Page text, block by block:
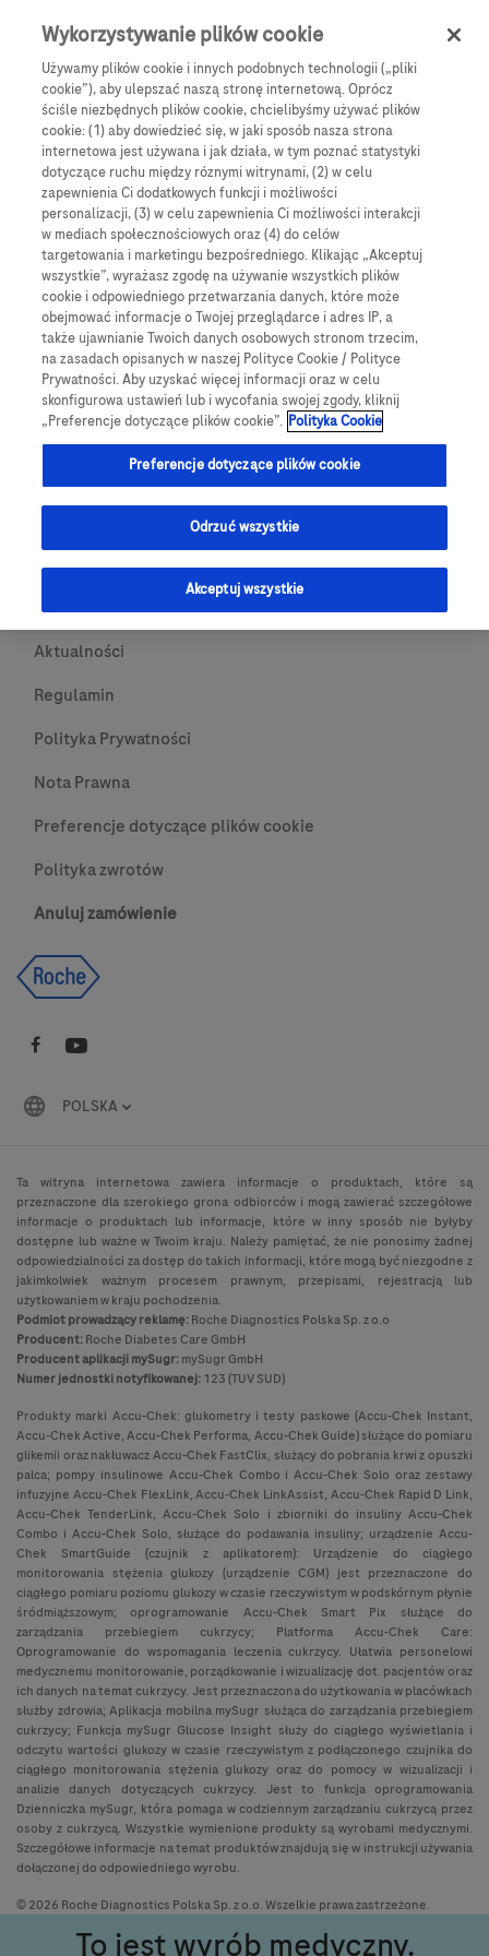
Skip to main content Menu
Products Articles
We are sorry, but no results were found for:
Globalne Strony Internetowe
Global Roche
Platforma Accu-Chek Care
Global Roche Diabetologia
Wszystkie lokalizacje
Skontaktuj się z nami
O nas
Aktualności
Regulamin
Polityka Prywatności
Nota Prawna
Preferencje dotyczące plików cookie
Polityka zwrotów
Anuluj zamówienie
POLSKA
Ta witryna internetowa zawiera informacje o produktach, które są
przeznaczone dla szerokiego grona odbiorców i mogą zawierać szczegółowe
informacje o produktach lub informacje, które w inny sposób nie byłyby
dostępne lub ważne w Twoim kraju. Należy pamiętać, że nie ponosimy żadnej
odpowiedzialności za dostęp do takich informacji, które mogą być niezgodne z
jakimkolwiek ważnym procesem prawnym, przepisami, rejestracją lub
użytkowaniem w kraju pochodzenia.
Podmiot prowadzący reklamę:Roche Diagnostics Polska Sp. z o.o
Producent:Roche Diabetes Care GmbH
Producent aplikacji mySugr:mySugr GmbH
Numer jednostki notyfikowanej:123 (TUV SUD)
Produkty marki Accu-Chek: glukometry i testy paskowe (Accu-Chek Instant,
Accu-Chek Active, Accu-Chek Performa, Accu-Chek Guide) służące do pomiaru
glikemii oraz nakłuwacz Accu-Chek FastClix, służący do pobrania krwi z opuszki
palca; pompy insulinowe Accu-Chek Combo i Accu-Chek Solo oraz zestawy
infuzyjne Accu-Chek FlexLink, Accu-Chek LinkAssist, Accu-Chek Rapid D Link,
Accu-Chek TenderLink, Accu-Chek Solo i zbiorniki do insuliny Accu-Chek
Combo i Accu-Chek Solo, służące do podawania insuliny; urządzenie Accu-
Chek SmartGuide (czujnik z aplikatorem): Urządzenie do ciągłego
monitorowania stężenia glukozy (urządzenie CGM) jest przeznaczone do
ciągłego pomiaru poziomu glukozy w czasie rzeczywistym w podskórnym płynie
śródmiąższowym; oprogramowanie Accu-Chek Smart Pix służące do
zarządzania przebiegiem cukrzycy; Platforma Accu-Chek Care:
Oprogramowanie do wspomagania leczenia cukrzycy. Ułatwia personelowi
medycznemu monitorowanie, porządkowanie i wizualizację dot. pacjentów oraz
ich danych na temat cukrzycy. Jest przeznaczona do użytkowania w placówkach
służby zdrowia; Aplikacja mobilna mySugr służąca do zarządzania przebiegiem
cukrzycy; Funkcja mySugr Glucose Insight służy do ciągłego wyświetlania i
odczytu wartości glukozy w czasie rzeczywistym z podłączonego czujnika do
ciągłego monitorowania stężenia glukozy oraz do pomocy w wizualizacji i
analizie danych dotyczących cukrzycy. Jest to funkcja oprogramowania
Dzienniczka mySugr, która pomaga w codziennym zarządzaniu cukrzycą przez
osoby z cukrzycą. Wszystkie wymienione produkty są wyrobami medycznymi.
Szczegółowe informacje na temat produktów znajdują się w instrukcji używania
dołączonej do odpowiedniego wyrobu.
© 2026 Roche Diagnostics Polska Sp. z o.o. Wszelkie prawa zastrzeżone.
To jest wyrób medyczny.
Wykorzystywanie plików cookie
Używamy plików cookie i innych podobnych technologii („pliki
cookie”), aby ulepszać naszą stronę internetową. Oprócz
ściśle niezbędnych plików cookie, chcielibyśmy używać plików
cookie: (1) aby dowiedzieć się, w jaki sposób nasza strona
internetowa jest używana i jak działa, w tym poznać statystyki
dotyczące ruchu między róznymi witrynami, (2) w celu
zapewnienia Ci dodatkowych funkcji i możliwości
personalizacji, (3) w celu zapewnienia Ci możliwości interakcji
w mediach społecznościowych oraz (4) do celów
targetowania i marketingu bezpośredniego. Klikając „Akceptuj
wszystkie”, wyrażasz zgodę na używanie wszystkich plików
cookie i odpowiedniego przetwarzania danych, które może
obejmować informacje o Twojej przeglądarce i adres IP, a
także ujawnianie Twoich danych osobowych stronom trzecim,
na zasadach opisanych w naszej Polityce Cookie / Polityce
Prywatności. Aby uzyskać więcej informacji oraz w celu
skonfigurowa ustawień lub i wycofania swojej zgody, kliknij
„Preferencje dotyczące plików cookie”. Polityka Cookie
Preferencje dotyczące plików cookie
Odrzuć wszystkie
Akceptuj wszystkie